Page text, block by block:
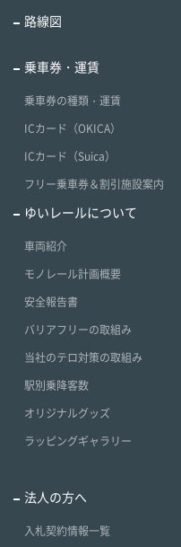
路線図
乗車券・運賃
乗車券の種類・運賃
ICカード（OKICA）
ICカード（Suica）
フリー乗車券＆割引施設案内
ゆいレールについて
車両紹介
モノレール計画概要
安全報告書
バリアフリーの取組み
当社のテロ対策の取組み
駅別乗降客数
オリジナルグッズ
ラッピングギャラリー
法人の方へ
入札契約情報一覧